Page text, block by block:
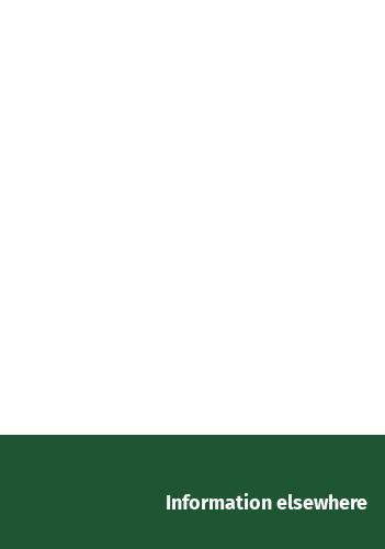
Information elsewhere